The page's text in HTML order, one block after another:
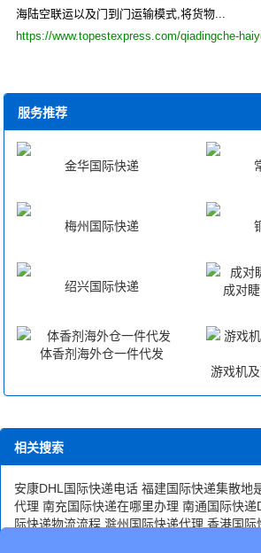
海陆空联运以及门到门运输模式,将货物...
https://www.topestexpress.com/qiadingche-
服务推荐
金华国际快递
梅州国际快递
绍兴国际快递 成对
体香剂海外仓一件代发
游戏机
相关搜索
安康DHL国际快递电话 福建国际快递集散地
代理 南充国际快递在哪里办理 南通国际快递
际快递物流流程 滁州国际快递代理 香港国际